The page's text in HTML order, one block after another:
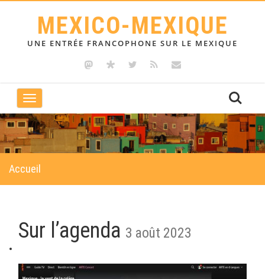
MEXICO-MEXIQUE
UNE ENTRÉE FRANCOPHONE SUR LE MEXIQUE
Toggle
navigation
Accueil
Sur l’agenda 3 août 2023